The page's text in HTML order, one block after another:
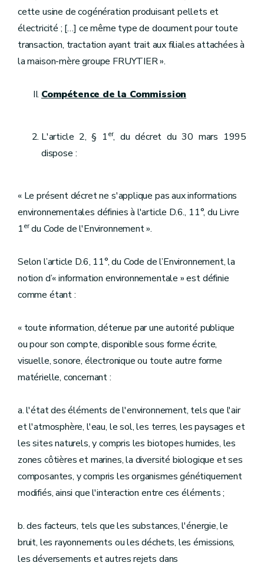
cette usine de cogénération produisant pellets et
électricité ; […] ce même type de document pour toute
transaction, tractation ayant trait aux filiales attachées à
la maison-mère groupe FRUYTIER ».
Compétence de la Commission
L'article 2, § 1er, du décret du 30 mars 1995
dispose :
« Le présent décret ne s'applique pas aux informations
environnementales définies à l'article D.6., 11°, du Livre
1erdu Code de l'Environnement ».
Selon l’article D.6, 11°, du Code de l’Environnement, la
notion d’« information environnementale » est définie
comme étant :
« toute information, détenue par une autorité publique
ou pour son compte, disponible sous forme écrite,
visuelle, sonore, électronique ou toute autre forme
matérielle, concernant :
a. l'état des éléments de l'environnement, tels que l'air
et l'atmosphère, l'eau, le sol, les terres, les paysages et
les sites naturels, y compris les biotopes humides, les
zones côtières et marines, la diversité biologique et ses
composantes, y compris les organismes génétiquement
modifiés, ainsi que l'interaction entre ces éléments ;
b. des facteurs, tels que les substances, l'énergie, le
bruit, les rayonnements ou les déchets, les émissions,
les déversements et autres rejets dans